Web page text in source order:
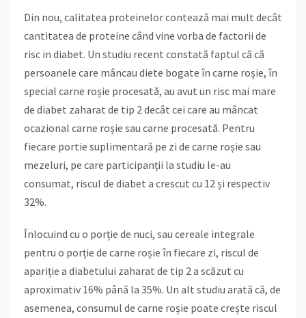
Din nou, calitatea proteinelor contează mai mult decât
cantitatea de proteine când vine vorba de factorii de
risc in diabet. Un studiu recent constată faptul că că
persoanele care mâncau diete bogate în carne roșie, în
special carne roșie procesată, au avut un risc mai mare
de diabet zaharat de tip 2 decât cei care au mâncat
ocazional carne roșie sau carne procesată. Pentru
fiecare portie suplimentară pe zi de carne roșie sau
mezeluri, pe care participanții la studiu le-au
consumat, riscul de diabet a crescut cu 12 și respectiv
32%.
Înlocuind cu o porție de nuci, sau cereale integrale
pentru o porție de carne roșie în fiecare zi, riscul de
apariție a diabetului zaharat de tip 2 a scăzut cu
aproximativ 16% până la 35%. Un alt studiu arată că, de
asemenea, consumul de carne roșie poate crește riscul